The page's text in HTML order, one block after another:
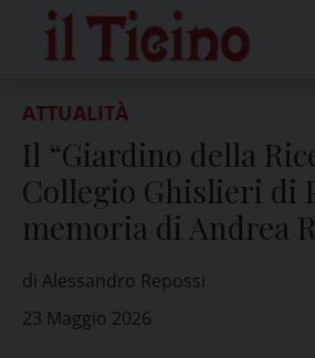
content
ATTUALITÀ
Il “Giardino della
Collegio Ghislieri di
memoria di Andrea
di Alessandro Repossi
23 Maggio 2026